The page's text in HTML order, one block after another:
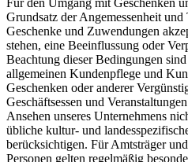
Für den Umgang mit Geschenken
Grundsatz der Angemessenheit
Geschenke und Zuwendungen
stehen, eine Beeinflussung oder
Beachtung dieser Bedingungen
allgemeinen Kundenpflege und
Geschenken oder anderer
Geschäftsessen und
Ansehen unseres Unternehmens
übliche kultur- und
berücksichtigen. Für Amtsträger
Personen gelten regelmäßig